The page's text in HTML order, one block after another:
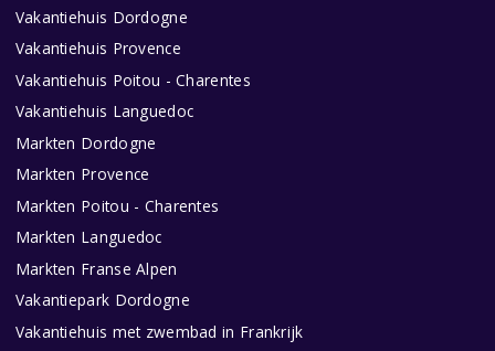
Vakantiehuis Dordogne
Vakantiehuis Provence
Vakantiehuis Poitou - Charentes
Vakantiehuis Languedoc
Markten Dordogne
Markten Provence
Markten Poitou - Charentes
Markten Languedoc
Markten Franse Alpen
Vakantiepark Dordogne
Vakantiehuis met zwembad in Frankrijk